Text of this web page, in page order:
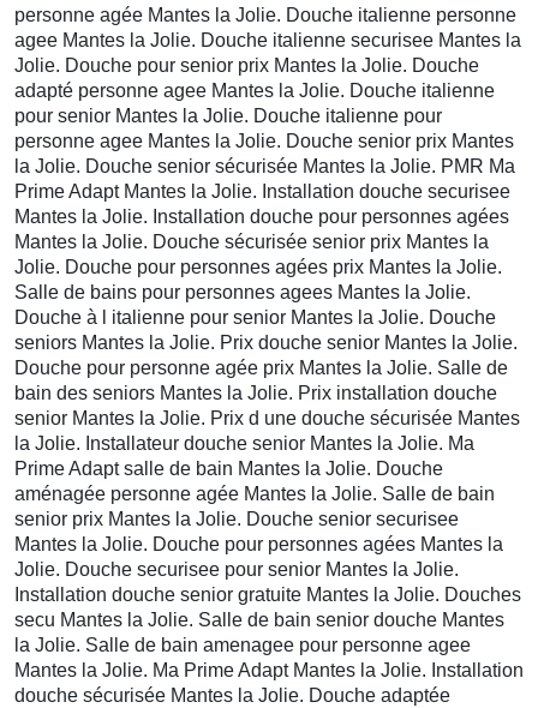
personne agée Mantes la Jolie. Douche italienne personne
agee Mantes la Jolie. Douche italienne securisee Mantes la
Jolie. Douche pour senior prix Mantes la Jolie. Douche
adapté personne agee Mantes la Jolie. Douche italienne
pour senior Mantes la Jolie. Douche italienne pour
personne agee Mantes la Jolie. Douche senior prix Mantes
la Jolie. Douche senior sécurisée Mantes la Jolie. PMR Ma
Prime Adapt Mantes la Jolie. Installation douche securisee
Mantes la Jolie. Installation douche pour personnes agées
Mantes la Jolie. Douche sécurisée senior prix Mantes la
Jolie. Douche pour personnes agées prix Mantes la Jolie.
Salle de bains pour personnes agees Mantes la Jolie.
Douche à l italienne pour senior Mantes la Jolie. Douche
seniors Mantes la Jolie. Prix douche senior Mantes la Jolie.
Douche pour personne agée prix Mantes la Jolie. Salle de
bain des seniors Mantes la Jolie. Prix installation douche
senior Mantes la Jolie. Prix d une douche sécurisée Mantes
la Jolie. Installateur douche senior Mantes la Jolie. Ma
Prime Adapt salle de bain Mantes la Jolie. Douche
aménagée personne agée Mantes la Jolie. Salle de bain
senior prix Mantes la Jolie. Douche senior securisee
Mantes la Jolie. Douche pour personnes agées Mantes la
Jolie. Douche securisee pour senior Mantes la Jolie.
Installation douche senior gratuite Mantes la Jolie. Douches
secu Mantes la Jolie. Salle de bain senior douche Mantes
la Jolie. Salle de bain amenagee pour personne agee
Mantes la Jolie. Ma Prime Adapt Mantes la Jolie. Installation
douche sécurisée Mantes la Jolie. Douche adaptée